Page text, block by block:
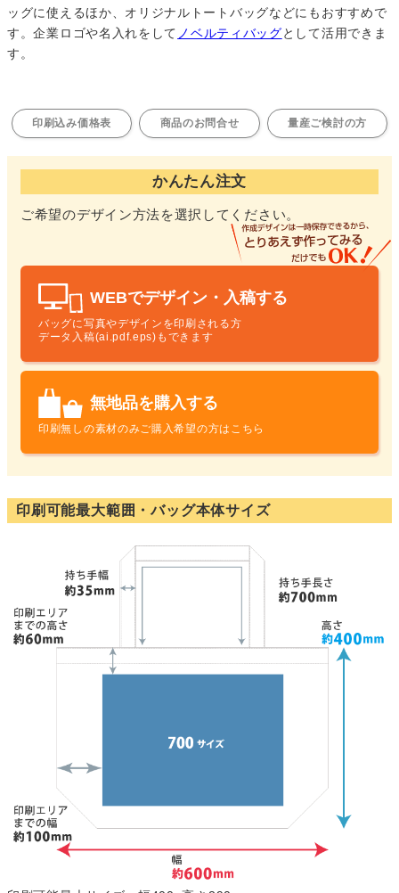
かんたん注文
ご希望のデザイン方法を選択してください。
WEBでデザイン・入稿する
バッグに写真やデザインを印刷される方
データ入稿(ai.pdf.eps)もできます
無地品を購入する
印刷無しの素材のみご購入希望の方はこちら
印刷込み価格表 商品のお問合せ 量産ご検討の方
ッグに使えるほか、オリジナルトートバッグなどにもおすすめで
す。企業ロゴや名入れをして ノベルティバッグとして活用できま
す。
印刷可能最大範囲・バッグ本体サイズ